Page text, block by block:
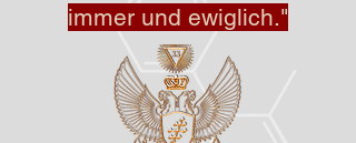
immer und ewiglich."